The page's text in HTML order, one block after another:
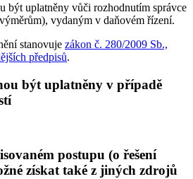
být uplatněny vůči rozhodnutím správce
vydaným v daňovém řízení.
stanovuje zákon č. 280/2009 Sb.,
předpisů.
být uplatněny v případě
postupu (o řešení
získat také z jiných zdrojů